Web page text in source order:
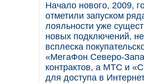
Начало нового, 2009,
отметили запуском
лояльности уже
новых подключений,
всплеска
«МегаФон Северо-
контрактов, а МТС и
для доступа в